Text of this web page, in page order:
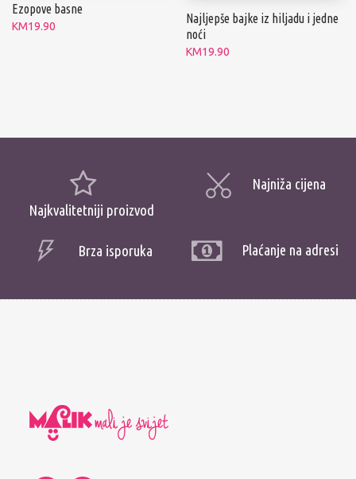
Ezopove basne
KM19.90
Najljepše bajke iz hiljadu i jedne
noći
KM19.90
Najkvalitetniji proizvod
Najniža cijena
Brza isporuka Plaćanje na adresi